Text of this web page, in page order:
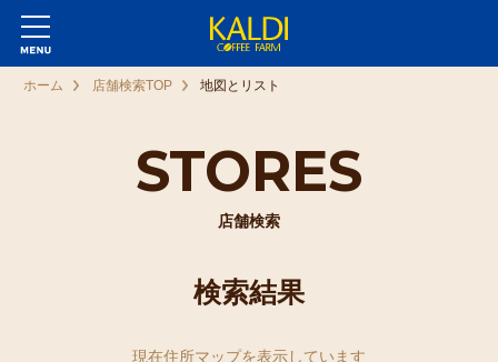
STORES
店舗検索
ホーム 店舗検索TOP 地図とリスト
検索結果
現在住所マップを表示しています